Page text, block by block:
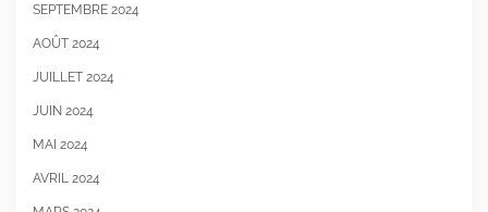
SEPTEMBRE 2024
AOÛT 2024
JUILLET 2024
JUIN 2024
MAI 2024
AVRIL 2024